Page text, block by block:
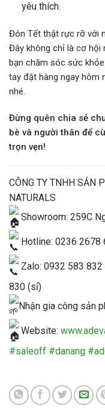
yêu thích.
Đón Tết thật rực rỡ với
Đây không chỉ là cơ hội
bạn chăm sóc sức
tay đặt hàng ngay hôm
nhé.
Đừng quên chia sẻ
bè và người thân để
trọn vẹn!
CÔNG TY TNHH SẢN
NATURALS
Showroom: 259C
Hotline: 0236 2678
Zalo: 0932 583
830 (sỉ)
Nhận gia công sản
Website:
#saleoff #danang